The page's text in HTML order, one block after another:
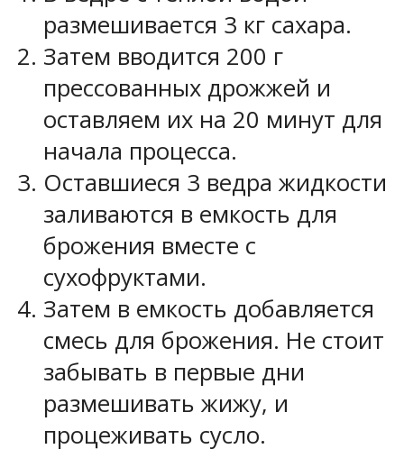
размешивается 3 кг сахара.
Затем вводится 200 г
прессованных дрожжей и
оставляем их на 20 минут для
начала процесса.
Оставшиеся 3 ведра жидкости
заливаются в емкость для
брожения вместе с
сухофруктами.
Затем в емкость добавляется
смесь для брожения. Не стоит
забывать в первые дни
размешивать жижу, и
процеживать сусло.